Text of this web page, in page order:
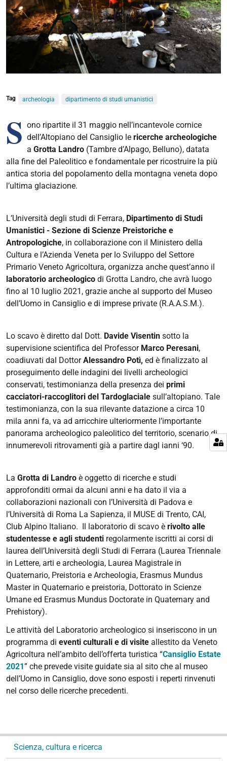
Tag archeologia dipartimento di studi umanistici
S ono ripartite il 31 maggio nell’incantevole cornice
dell’Altopiano del Cansiglio le ricerche archeologiche
a Grotta Landro (Tambre d’Alpago, Belluno), datata
alla fine del Paleolitico e fondamentale per ricostruire la più
antica storia del popolamento della montagna veneta dopo
l’ultima glaciazione.
L’Università degli studi di Ferrara, Dipartimento di Studi
Umanistici - Sezione di Scienze Preistoriche e
Antropologiche, in collaborazione con il Ministero della
Cultura e l’Azienda Veneta per lo Sviluppo del Settore
Primario Veneto Agricoltura, organizza anche quest’anno il
laboratorio archeologico di Grotta Landro, che avrà luogo
fino al 10 luglio 2021, grazie anche al supporto del Museo
dell’Uomo in Cansiglio e di imprese private (R.A.A.S.M.).
Lo scavo è diretto dal Dott. Davide Visentin sotto la
supervisione scientifica del Professor Marco Peresani,
coadiuvati dal DottorAlessandro Potì, ed è finalizzato al
proseguimento delle indagini dei livelli archeologici
conservati, testimonianza della presenza dei primi
cacciatori-raccoglitori del Tardoglaciale sull’altopiano. Tale
testimonianza, con la sua rilevante datazione a circa 10
mila anni fa, va ad arricchire ulteriormente l’importante
panorama archeologico paleolitico del territorio, scenario di
innumerevoli ritrovamenti già a partire dagl ianni ‘90.
La Grotta di Landro è oggetto di ricerche e studi
approfonditi ormai da alcuni anni e ha dato il via a
collaborazioni nazionali con l’Università di Padova e
l’Università di Roma La Sapienza, il MUSE di Trento, CAI,
Club Alpino Italiano. Il laboratorio di scavo è rivolto alle
studentesse e agli studenti regolarmente iscritti ai corsi di
laurea dell’Università degli Studi di Ferrara (Laurea Triennale
in Lettere, arti e archeologia, Laurea Magistrale in
Quaternario, Preistoria e Archeologia, Erasmus Mundus
Master in Quaternario e preistoria, Dottorato in Scienze
Umane ed Erasmus Mundus Doctorate in Quaternary and
Prehistory).
Le attività del Laboratorio archeologico si inseriscono in un
programma di eventi culturali e di visite allestito da Veneto
Agricoltura nell’ambito dell’offerta turistica “Cansiglio Estate
2021” che prevede visite guidate sia al sito che al museo
dell’Uomo in Cansiglio, dove sono esposti i reperti rinvenuti
nel corso delle ricerche precedenti.
Scienza, cultura e ricerca